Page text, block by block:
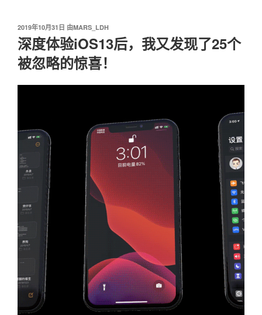
发
布
于
2019年10月31日 由MARS_LDH
深度体验iOS13后，我又发现了25个
被忽略的惊喜！